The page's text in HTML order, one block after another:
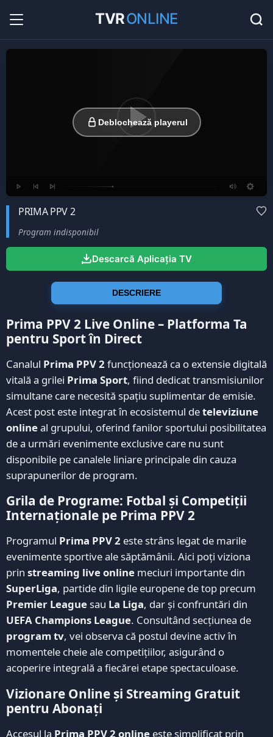
TVRONLINE 36
Deblochează playerul
PRIMA PPV 2
Program indisponibil
Descarcă Aplicația TV
DESCRIERE
Prima PPV 2 Live Online – Platforma Ta
pentru Sport în Direct
Canalul Prima PPV 2 funcționează ca o extensie digitală
vitală a grilei Prima Sport, fiind dedicat transmisiunilor
simultane care necesită spațiu suplimentar de emisie.
Acest post este integrat în ecosistemul deteleviziune
onlineal grupului, oferind fanilor sportului posibilitatea
de a urmări evenimente exclusive care nu sunt
disponibile pe canalele liniare principale din cauza
suprapunerilor de program.
Grila de Programe: Fotbal și Competiții
Internaționale pe Prima PPV 2
Programul Prima PPV 2 este strâns legat de marile
evenimente sportive ale săptămânii. Aici poți viziona
prin streaming live online meciuri importante din
SuperLiga, partide din ligile europene de top precum
Premier League sau La Liga, dar și confruntări din
UEFA Champions League. Consultând secțiunea de
program tv, vei observa că postul devine activ în
momentele cheie ale competițiilor, asigurând o
acoperire integrală a fiecărei etape spectaculoase.
Vizionare Online și Streaming Gratuit
pentru Abonați
Accesul la Prima PPV 2 online este simplificat prin